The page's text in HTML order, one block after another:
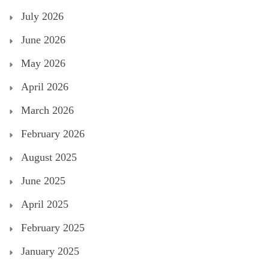
July 2026
June 2026
May 2026
April 2026
March 2026
February 2026
August 2025
June 2025
April 2025
February 2025
January 2025